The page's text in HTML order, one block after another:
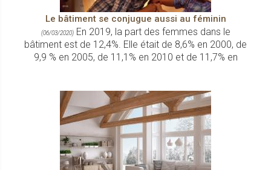
Le bâtiment se conjugue aussi au féminin
(06/03/2020)En 2019, la part des femmes dans le
bâtiment est de 12,4%. Elle était de 8,6% en 2000, de
9,9 % en 2005, de 11,1% en 2010 et de 11,7% en